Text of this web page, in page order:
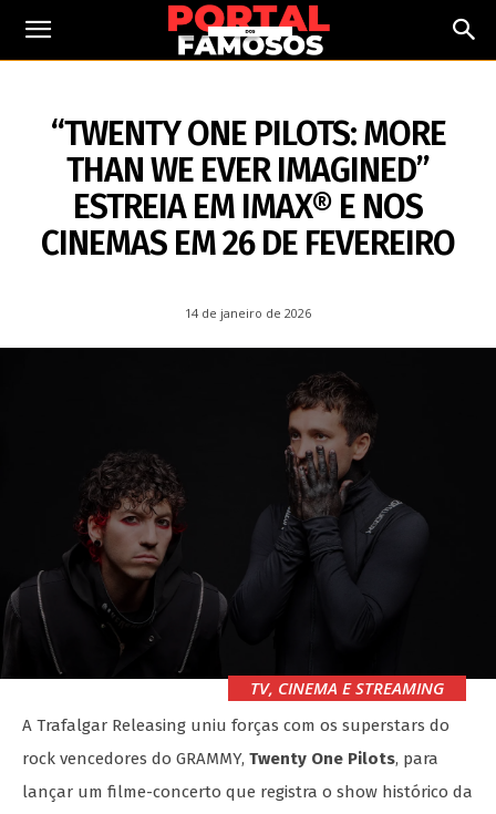
14 DE JANEIRO DE 2026
“TWENTY ONE PILOTS: MORE
THAN WE EVER IMAGINED”
ESTREIA EM IMAX® E NOS
CINEMAS EM 26 DE FEVEREIRO
14 de janeiro de 2026
TV, CINEMA E STREAMING
A Trafalgar Releasing uniu forças com os superstars do
rock vencedores do GRAMMY, Twenty One Pilots, para
lançar um filme-concerto que registra o show histórico da